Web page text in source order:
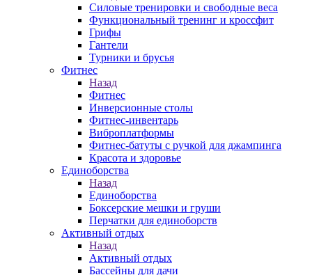
Силовые тренировки и свободные веса
Функциональный тренинг и кроссфит
Грифы
Гантели
Турники и брусья
Фитнес
Назад
Фитнес
Инверсионные столы
Фитнес-инвентарь
Виброплатформы
Фитнес-батуты с ручкой для джампинга
Красота и здоровье
Единоборства
Назад
Единоборства
Боксерские мешки и груши
Перчатки для единоборств
Активный отдых
Назад
Активный отдых
Бассейны для дачи